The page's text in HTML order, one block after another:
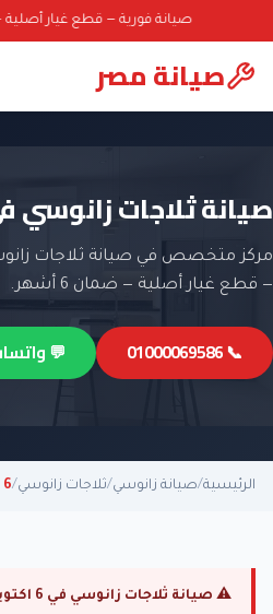
صيانة فورية — قطع غيار أصلية — ضمان 6 أشهر
صيانة مصر
صيانة ثلاجات زانوسي في 6
— قطع غيار أصلية — ضمان 6 أشهر.
📞 01000069586
💬
الرئيسية/صيانة زانوسي/ثلاجات زانوسي/6 اكتوبر
⚠ صيانة